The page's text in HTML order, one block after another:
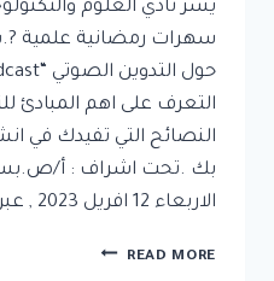
يسر نادي العلوم
سهرات رمضانية علمية
التعرف على اهم المبادئ
النصائح التي تفيدك في
بك .تحت اشراف : أ/
الاربعاء 12 افريل 2023 , عبر منصة…
READ MORE